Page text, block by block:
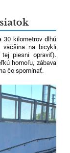
30 kilometrov dlhú
väčšina na bicykli
piesni opraviť).
homoľu, zábava
čo spomínať.